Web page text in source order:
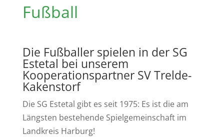
Fußball
Die Fußballer spielen in der SG
Estetal bei unserem
Kooperationspartner SV Trelde-
Kakenstorf
Die SG Estetal gibt es seit 1975: Es ist die am
Längsten bestehende Spielgemeinschaft im
Landkreis Harburg!